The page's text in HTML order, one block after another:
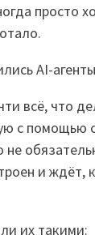
просто
AI-
всё, что
с помощью
и ждёт,
их такими: